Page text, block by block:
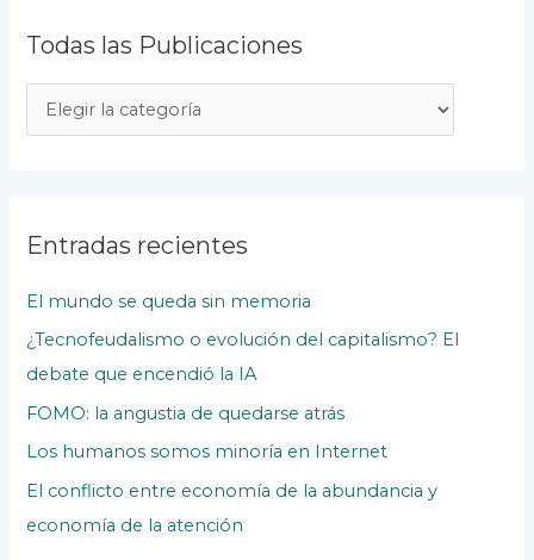
Todas las Publicaciones
o
s
a
s
P
u
b
l
Entradas recientes
El mundo se queda sin memoria
¿Tecnofeudalismo o evolución del capitalismo? El
debate que encendió la IA
FOMO: la angustia de quedarse atrás
Los humanos somos minoría en Internet
El conflicto entre economía de la abundancia y
economía de la atención